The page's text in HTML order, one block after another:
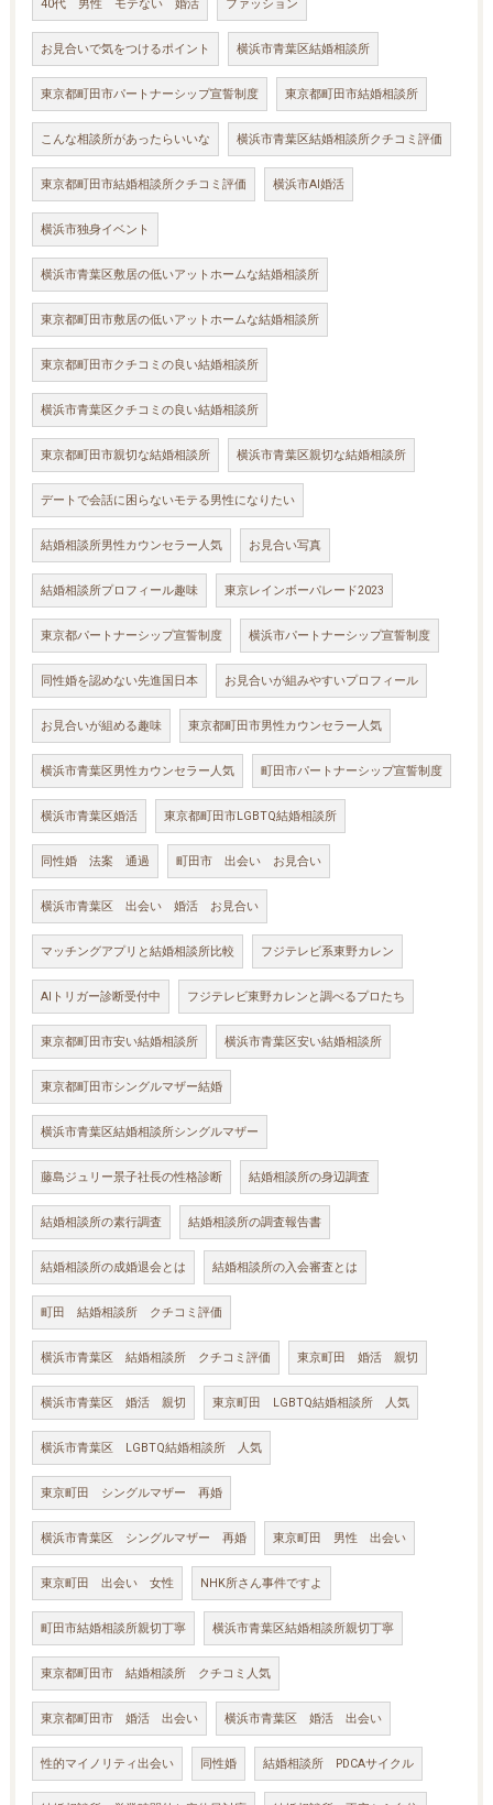
40代 男性 モテない 婚活 ファッション
お見合いで気をつけるポイント 横浜市青葉区結婚相談所
東京都町田市パートナーシップ宣誓制度 東京都町田市結婚相談所
こんな相談所があったらいいな 横浜市青葉区結婚相談所クチコミ評価
東京都町田市結婚相談所クチコミ評価 横浜市AI婚活
横浜市独身イベント
横浜市青葉区敷居の低いアットホームな結婚相談所
東京都町田市敷居の低いアットホームな結婚相談所
東京都町田市クチコミの良い結婚相談所
横浜市青葉区クチコミの良い結婚相談所
東京都町田市親切な結婚相談所 横浜市青葉区親切な結婚相談所
デートで会話に困らないモテる男性になりたい
結婚相談所男性カウンセラー人気 お見合い写真
結婚相談所プロフィール趣味 東京レインボーパレード2023
東京都パートナーシップ宣誓制度 横浜市パートナーシップ宣誓制度
同性婚を認めない先進国日本 お見合いが組みやすいプロフィール
お見合いが組める趣味 東京都町田市男性カウンセラー人気
横浜市青葉区男性カウンセラー人気 町田市パートナーシップ宣誓制度
横浜市青葉区婚活 東京都町田市LGBTQ結婚相談所
同性婚 法案 通過 町田市 出会い お見合い
横浜市青葉区 出会い 婚活 お見合い
マッチングアプリと結婚相談所比較 フジテレビ系東野カレン
AIトリガー診断受付中 フジテレビ東野カレンと調べるプロたち
東京都町田市安い結婚相談所 横浜市青葉区安い結婚相談所
東京都町田市シングルマザー結婚
横浜市青葉区結婚相談所シングルマザー
藤島ジュリー景子社長の性格診断 結婚相談所の身辺調査
結婚相談所の素行調査 結婚相談所の調査報告書
結婚相談所の成婚退会とは 結婚相談所の入会審査とは
町田 結婚相談所 クチコミ評価
横浜市青葉区 結婚相談所 クチコミ評価 東京町田 婚活 親切
横浜市青葉区 婚活 親切 東京町田 LGBTQ結婚相談所 人気
横浜市青葉区 LGBTQ結婚相談所 人気
東京町田 シングルマザー 再婚
横浜市青葉区 シングルマザー 再婚 東京町田 男性 出会い
東京町田 出会い 女性 NHK所さん事件ですよ
町田市結婚相談所親切丁寧 横浜市青葉区結婚相談所親切丁寧
東京都町田市 結婚相談所 クチコミ人気
東京都町田市 婚活 出会い 横浜市青葉区 婚活 出会い
性的マイノリティ出会い 同性婚 結婚相談所 PDCAサイクル